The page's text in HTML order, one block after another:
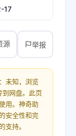
17
源 举报
未知，浏览
到网盘。此页
用。神奇助
安全性和完
支持。